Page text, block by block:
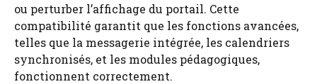
ou perturber l’affichage du portail. Cette
compatibilité garantit que les fonctions avancées,
telles que la messagerie intégrée, les calendriers
synchronisés, et les modules pédagogiques,
fonctionnent correctement.